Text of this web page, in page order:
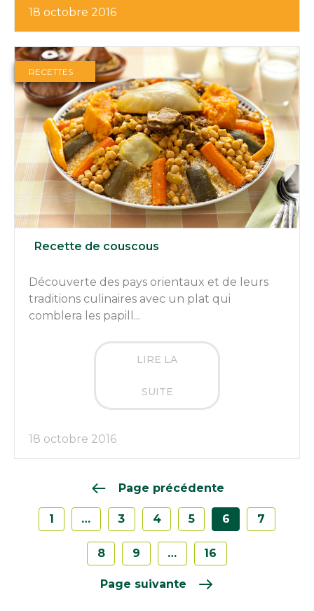
18 octobre 2016
RECETTES
Recette de couscous
Découverte des pays orientaux et de leurs
traditions culinaires avec un plat qui
comblera les papill...
LIRE LA
SUITE
18 octobre 2016
Page précédente
1 … 3 4 5 6 7
8 9 … 16
Page suivante